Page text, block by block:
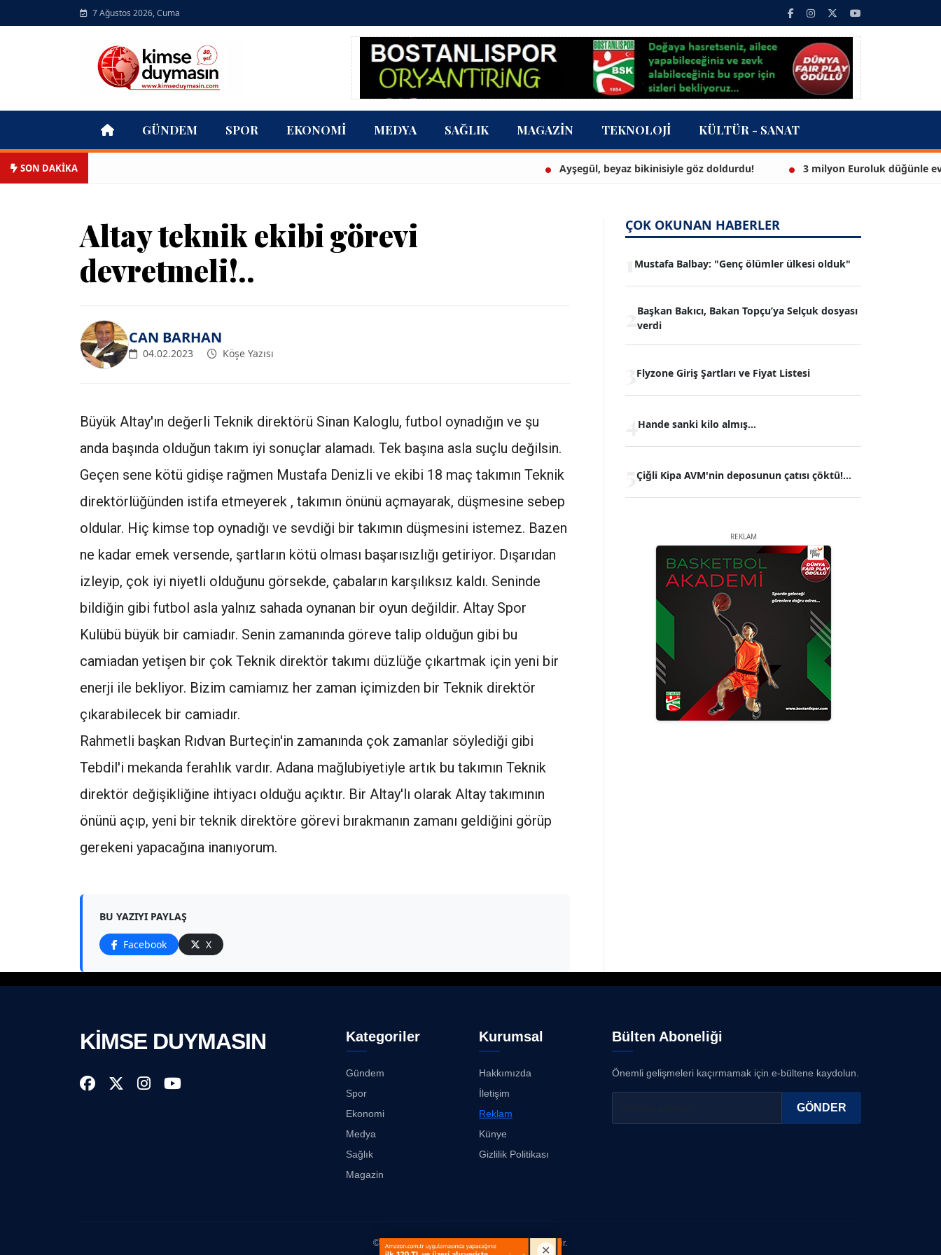
7 Ağustos 2026, Cuma
GÜNDEM SPOR EKONOMI MEDYA SAĞLIK MAGAZIN TEKNOLOJI KÜLTÜR - SANAT
SON DAKİKA Ayşegül, beyaz bikinisiyle göz doldurdu! 3 milyon Euroluk düğünle
Altay teknik ekibi görevi
devretmeli!..
CAN BARHAN
04.02.2023 Köşe Yazısı
Büyük Altay'ın değerli Teknik direktörü Sinan Kaloglu, futbol oynadığın ve şu
anda başında olduğun takım iyi sonuçlar alamadı. Tek başına asla suçlu değilsin.
Geçen sene kötü gidişe rağmen Mustafa Denizli ve ekibi 18 maç takımın Teknik
direktörlüğünden istifa etmeyerek , takımın önünü açmayarak, düşmesine sebep
oldular. Hiç kimse top oynadığı ve sevdiği bir takımın düşmesini istemez. Bazen
ne kadar emek versende, şartların kötü olması başarısızlığı getiriyor. Dışarıdan
izleyip, çok iyi niyetli olduğunu görsekde, çabaların karşılıksız kaldı. Seninde
bildiğin gibi futbol asla yalnız sahada oynanan bir oyun değildir. Altay Spor
Kulübü büyük bir camiadır. Senin zamanında göreve talip olduğun gibi bu
camiadan yetişen bir çok Teknik direktör takımı düzlüğe çıkartmak için yeni bir
enerji ile bekliyor. Bizim camiamız her zaman içimizden bir Teknik direktör
çıkarabilecek bir camiadır.
Rahmetli başkan Rıdvan Burteçin'in zamanında çok zamanlar söylediği gibi
Tebdil'i mekanda ferahlık vardır. Adana mağlubiyetiyle artık bu takımın Teknik
direktör değişikliğine ihtiyacı olduğu açıktır. Bir Altay'lı olarak Altay takımının
önünü açıp, yeni bir teknik direktöre görevi bırakmanın zamanı geldiğini görüp
gerekeni yapacağına inanıyorum.
BU YAZIYI PAYLAŞ
Facebook X
ÇOK OKUNAN HABERLER
Mustafa Balbay: "Genç ölümler ülkesi olduk"
Başkan Bakıcı, Bakan Topçu’ya Selçuk dosyası
verdi
Flyzone Giriş Şartları ve Fiyat Listesi
Hande sanki kilo almış...
Çiğli Kipa AVM'nin deposunun çatısı çöktü!...
REKLAM
KİMSE DUYMASIN Kategoriler
Gündem
Spor
Ekonomi
Medya
Sağlık
Magazin
Kurumsal
Hakkımızda
İletişim
Reklam
Künye
Gizlilik Politikası
Bülten Aboneliği
Önemli gelişmeleri kaçırmamak için e-bültene kaydolun.
GÖNDER
© 2026Kimse Duymasın. Tüm hakları saklıdır.